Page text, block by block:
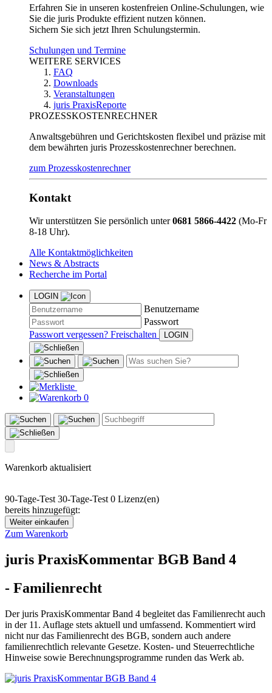
Erfahren Sie in unseren kostenfreien Online-Schulungen, wie
Sie die juris Produkte effizient nutzen können.
Sichern Sie sich jetzt Ihren Schulungstermin.
Schulungen und Termine
WEITERE SERVICES
FAQ
Downloads
Veranstaltungen
juris PraxisReporte
PROZESSKOSTENRECHNER
Anwaltsgebühren und Gerichtskosten flexibel und präzise mit
dem bewährten juris Prozesskostenrechner berechnen.
zum Prozesskostenrechner
Kontakt
Wir unterstützen Sie persönlich unter0681 5866-4422 (Mo-Fr
8-18 Uhr).
Alle Kontaktmöglichkeiten
News & Abstracts
Recherche im Portal
LOGIN
Benutzername
Passwort
Passwort vergessen? Freischalten
0
Warenkorb aktualisiert
90-Tage-Test 30-Tage-Test 0 Lizenz(en)
bereits hinzugefügt:
Weiter einkaufen
Zum Warenkorb
juris PraxisKommentar BGB Band 4
- Familienrecht
Der juris PraxisKommentar Band 4 begleitet das Familienrecht auch
in der 11. Auflage stets aktuell und umfassend. Kommentiert wird
nicht nur das Familienrecht des BGB, sondern auch andere
familienrechtlich relevante Gesetze. Kosten- und Steuerrechtliche
Hinweise sowie Berechnungsprogramme runden das Werk ab.